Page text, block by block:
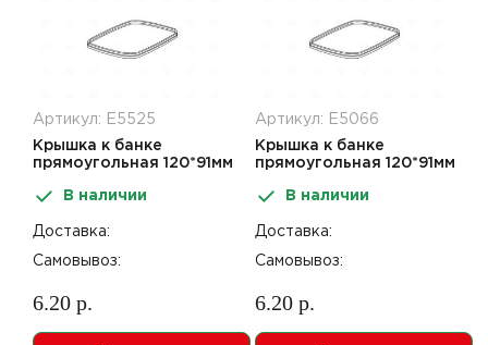
Артикул: Е5525
Крышка к банке
прямоугольная 120*91мм
В наличии
Доставка:
Самовывоз:
6.20 р.
Артикул: Е5066
Крышка к банке
прямоугольная 120*91мм
В наличии
Доставка:
Самовывоз:
6.20 р.